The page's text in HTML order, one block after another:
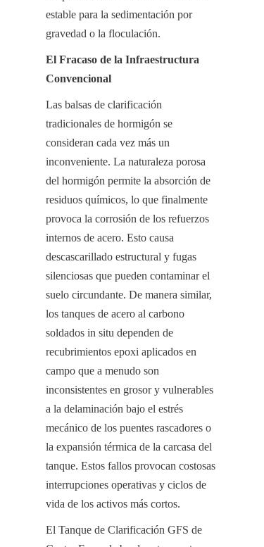
estable para la sedimentación por
gravedad o la floculación.
El Fracaso de la Infraestructura
Convencional
Las balsas de clarificación
tradicionales de hormigón se
consideran cada vez más un
inconveniente. La naturaleza porosa
del hormigón permite la absorción de
residuos químicos, lo que finalmente
provoca la corrosión de los refuerzos
internos de acero. Esto causa
descascarillado estructural y fugas
silenciosas que pueden contaminar el
suelo circundante. De manera similar,
los tanques de acero al carbono
soldados in situ dependen de
recubrimientos epoxi aplicados en
campo que a menudo son
inconsistentes en grosor y vulnerables
a la delaminación bajo el estrés
mecánico de los puentes rascadores o
la expansión térmica de la carcasa del
tanque. Estos fallos provocan costosas
interrupciones operativas y ciclos de
vida de los activos más cortos.
El Tanque de Clarificación GFS de